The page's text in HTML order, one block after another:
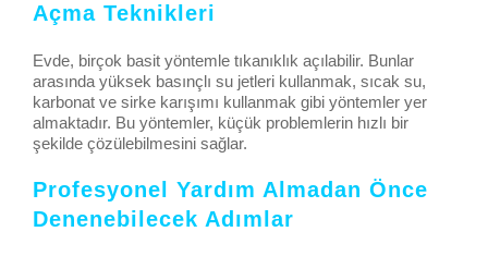
Açma Teknikleri
Evde, birçok basit yöntemle tıkanıklık açılabilir. Bunlar
arasında yüksek basınçlı su jetleri kullanmak, sıcak su,
karbonat ve sirke karışımı kullanmak gibi yöntemler yer
almaktadır. Bu yöntemler, küçük problemlerin hızlı bir
şekilde çözülebilmesini sağlar.
Profesyonel Yardım Almadan Önce
Denenebilecek Adımlar